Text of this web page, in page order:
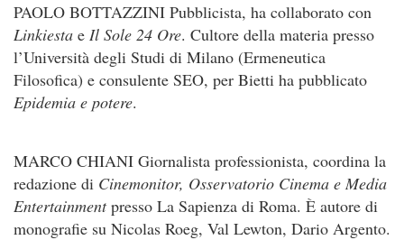
PAOLO BOTTAZZINI Pubblicista, ha collaborato con
Linkiesta e Il Sole 24 Ore. Cultore della materia presso
l’Università degli Studi di Milano (Ermeneutica
Filosofica) e consulente SEO, per Bietti ha pubblicato
Epidemia e potere.
MARCO CHIANI Giornalista professionista, coordina la
redazione di Cinemonitor, Osservatorio Cinema e Media
Entertainmentpresso La Sapienza di Roma. È autore di
monografie su Nicolas Roeg, Val Lewton, Dario Argento.